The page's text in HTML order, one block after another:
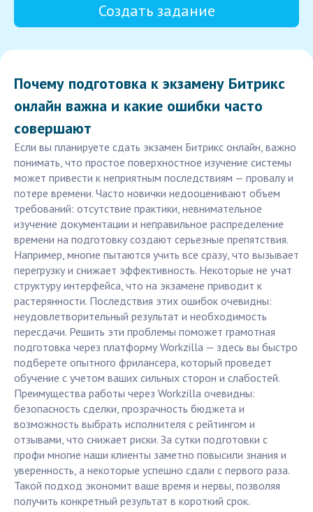
Создать задание
Почему подготовка к экзамену Битрикс
онлайн важна и какие ошибки часто
совершают
Если вы планируете сдать экзамен Битрикс онлайн, важно
понимать, что простое поверхностное изучение системы
может привести к неприятным последствиям — провалу и
потере времени. Часто новички недооценивают объем
требований: отсутствие практики, невнимательное
изучение документации и неправильное распределение
времени на подготовку создают серьезные препятствия.
Например, многие пытаются учить все сразу, что вызывает
перегрузку и снижает эффективность. Некоторые не учат
структуру интерфейса, что на экзамене приводит к
растерянности. Последствия этих ошибок очевидны:
неудовлетворительный результат и необходимость
пересдачи. Решить эти проблемы поможет грамотная
подготовка через платформу Workzilla — здесь вы быстро
подберете опытного фрилансера, который проведет
обучение с учетом ваших сильных сторон и слабостей.
Преимущества работы через Workzilla очевидны:
безопасность сделки, прозрачность бюджета и
возможность выбрать исполнителя с рейтингом и
отзывами, что снижает риски. За сутки подготовки с
профи многие наши клиенты заметно повысили знания и
уверенность, а некоторые успешно сдали с первого раза.
Такой подход экономит ваше время и нервы, позволяя
получить конкретный результат в короткий срок.